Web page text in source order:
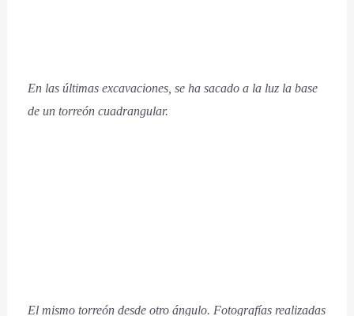
En las últimas excavaciones, se ha sacado a la luz la base
de un torreón cuadrangular.
El mismo torreón desde otro ángulo. Fotografías realizadas